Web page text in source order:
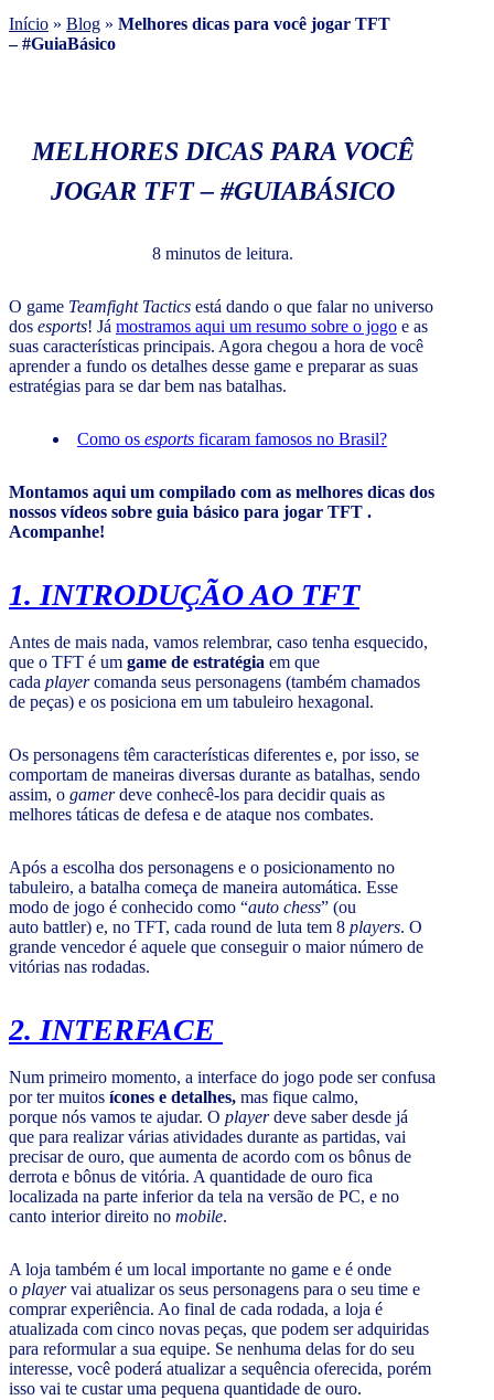
Início » Blog » Melhores dicas para você jogar TFT
– #GuiaBásico
MELHORES DICAS PARA VOCÊ
JOGAR TFT – #GUIABÁSICO
8 minutos de leitura.
O game Teamfight Tactics está dando o que falar no universo
dos esports! Já mostramos aqui um resumo sobre o jogo e as
suas características principais. Agora chegou a hora de você
aprender a fundo os detalhes desse game e preparar as suas
estratégias para se dar bem nas batalhas.
Como os esports ficaram famosos no Brasil?
Montamos aqui um compilado com as melhores dicas dos
nossos vídeos sobre guia básico para jogar TFT .
Acompanhe!
1. INTRODUÇÃO AO TFT
Antes de mais nada, vamos relembrar, caso tenha esquecido,
que o TFT é um game de estratégia em que
cada playercomanda seus personagens (também chamados
de peças) e os posiciona em um tabuleiro hexagonal.
Os personagens têm características diferentes e, por isso, se
comportam de maneiras diversas durante as batalhas, sendo
assim, o gamerdeve conhecê-los para decidir quais as
melhores táticas de defesa e de ataque nos combates.
Após a escolha dos personagens e o posicionamento no
tabuleiro, a batalha começa de maneira automática. Esse
modo de jogo é conhecido como “auto chess” (ou
auto battler) e, no TFT, cada round de luta tem 8 players. O
grande vencedor é aquele que conseguir o maior número de
vitórias nas rodadas.
2. INTERFACE
Num primeiro momento, a interface do jogo pode ser confusa
por ter muitos ícones e detalhes, mas fique calmo,
porque nós vamos te ajudar. O playerdeve saber desde já
que para realizar várias atividades durante as partidas, vai
precisar de ouro, que aumenta de acordo com os bônus de
derrota e bônus de vitória. A quantidade de ouro fica
localizada na parte inferior da tela na versão de PC, e no
canto interior direito no mobile.
A loja também é um local importante no game e é onde
o playervai atualizar os seus personagens para o seu time e
comprar experiência. Ao final de cada rodada, a loja é
atualizada com cinco novas peças, que podem ser adquiridas
para reformular a sua equipe. Se nenhuma delas for do seu
interesse, você poderá atualizar a sequência oferecida, porém
isso vai te custar uma pequena quantidade de ouro.